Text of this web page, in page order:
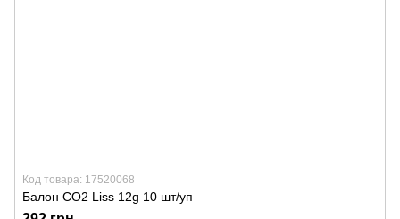
Код товара: 17520068
Балон CO2 Liss 12g 10 шт/уп